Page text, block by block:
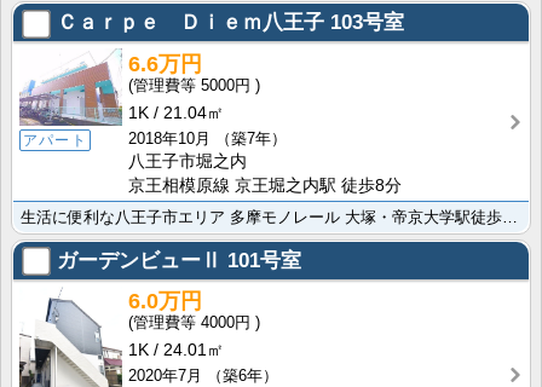
Ｃａｒｐｅ Ｄｉｅｍ八王子 103号室
アパート
6.6万円
5000円
1K
21.04㎡
2018年10月
（築7年）
八王子市堀之内
京王相模原線 京王堀之内駅 徒歩8分
ガーデンビューⅡ 101号室
6.0万円
4000円
1K
24.01㎡
2020年7月
（築6年）